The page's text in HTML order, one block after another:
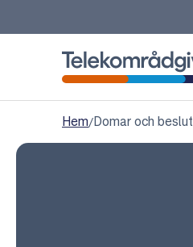
Hem/Domar och beslut